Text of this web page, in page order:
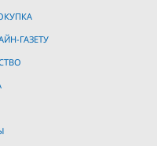
ГАЗЕТУ